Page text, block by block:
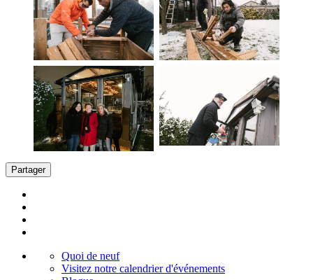
Partager
Quoi de neuf
Visitez notre calendrier d'événements